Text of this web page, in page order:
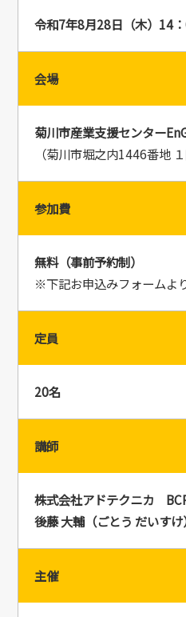
令和7年8月28日（木）14
会場
菊川市産業支援センター
（菊川市堀之内1446番地 １
参加費
無料（事前予約制）
※下記お申込みフォームよ
定員
20名
講師
株式会社アドテクニカ
後藤 大輔（ごとう だいす
主催